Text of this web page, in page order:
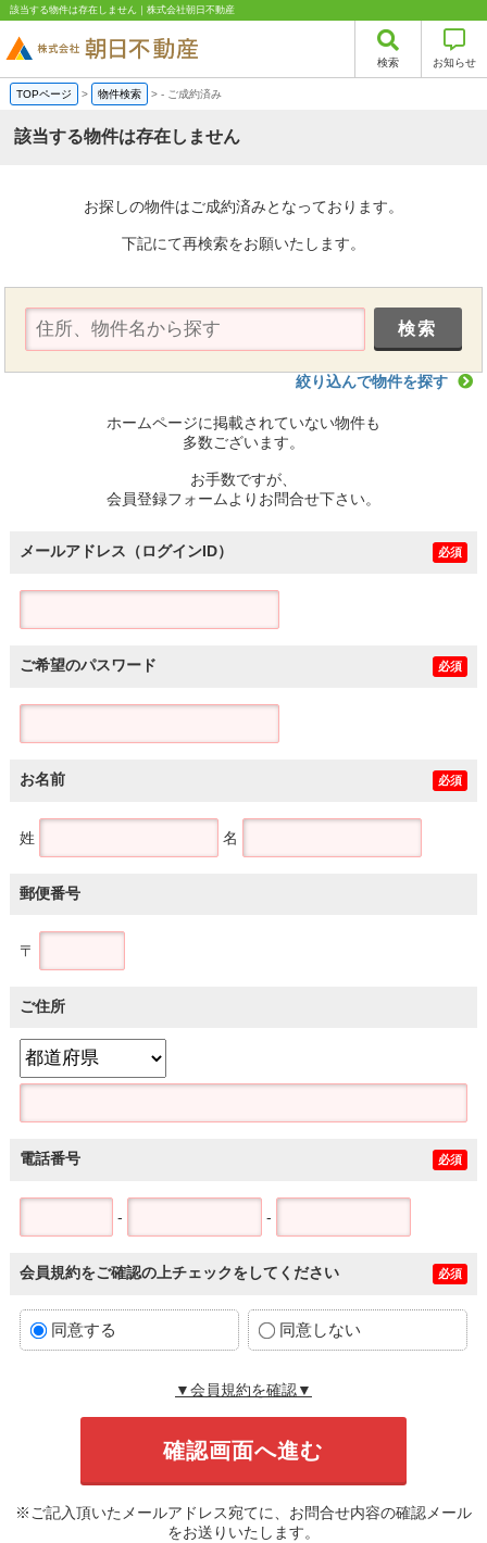
該当する物件は存在しません｜株式会社朝日不動産
検索 お知らせ
TOPページ > 物件検索 >- ご成約済み
該当する物件は存在しません
お探しの物件はご成約済みとなっております。
下記にて再検索をお願いたします。
絞り込んで物件を探す
ホームページに掲載されていない物件も
多数ございます。
お手数ですが、
会員登録フォームよりお問合せ下さい。
メールアドレス（ログインID） 必須
ご希望のパスワード 必須
お名前 必須
姓 名
郵便番号
〒
ご住所
電話番号 必須
- -
会員規約をご確認の上チェックをしてください 必須
同意する 同意しない
▼会員規約を確認▼
※ご記入頂いたメールアドレス宛てに、お問合せ内容の確認メール
をお送りいたします。